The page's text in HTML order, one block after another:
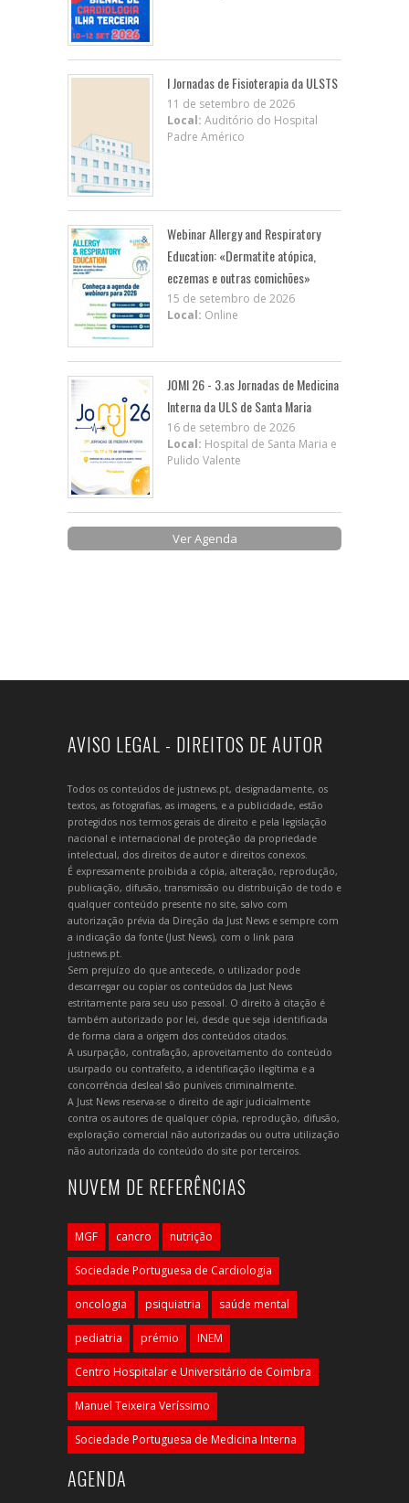
I Jornadas de Fisioterapia da ULSTS
11 de setembro de 2026
Local: Auditório do Hospital
Padre Américo
Webinar Allergy and Respiratory
Education: «Dermatite atópica,
eczemas e outras comichões»
15 de setembro de 2026
Local: Online
JOMI 26 - 3.as Jornadas de Medicina
Interna da ULS de Santa Maria
16 de setembro de 2026
Local: Hospital de Santa Maria e
Pulido Valente
Ver Agenda
AVISO LEGAL - DIREITOS DE AUTOR
Todos os conteúdos de justnews.pt, designadamente, os
textos, as fotografias, as imagens, e a publicidade, estão
protegidos nos termos gerais de direito e pela legislação
nacional e internacional de proteção da propriedade
intelectual, dos direitos de autor e direitos conexos.
É expressamente proibida a cópia, alteração, reprodução,
publicação, difusão, transmissão ou distribuição de todo e
qualquer conteúdo presente no site, salvo com
autorização prévia da Direção da Just News e sempre com
a indicação da fonte (Just News), com o link para
justnews.pt.
Sem prejuízo do que antecede, o utilizador pode
descarregar ou copiar os conteúdos da Just News
estritamente para seu uso pessoal. O direito à citação é
também autorizado por lei, desde que seja identificada
de forma clara a origem dos conteúdos citados.
A usurpação, contrafação, aproveitamento do conteúdo
usurpado ou contrafeito, a identificação ilegítima e a
concorrência desleal são puníveis criminalmente.
A Just News reserva-se o direito de agir judicialmente
contra os autores de qualquer cópia, reprodução, difusão,
exploração comercial não autorizadas ou outra utilização
não autorizada do conteúdo do site por terceiros.
NUVEM DE REFERÊNCIAS
MGF cancro nutrição
Sociedade Portuguesa de Cardiologia
oncologia psiquiatria saúde mental
pediatria prémio INEM
Centro Hospitalar e Universitário de Coimbra
Manuel Teixeira Veríssimo
Sociedade Portuguesa de Medicina Interna
AGENDA